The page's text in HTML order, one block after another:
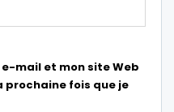
mail et mon site Web
prochaine fois que je